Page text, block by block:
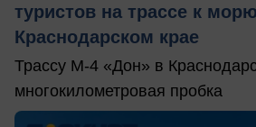
туристов на трассе к
Краснодарском крае
Трассу М-4 «Дон» в
многокилометровая пробка